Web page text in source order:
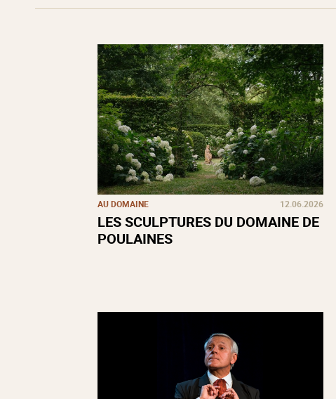
AU DOMAINE 12.06.2026
LES SCULPTURES DU DOMAINE DE
POULAINES